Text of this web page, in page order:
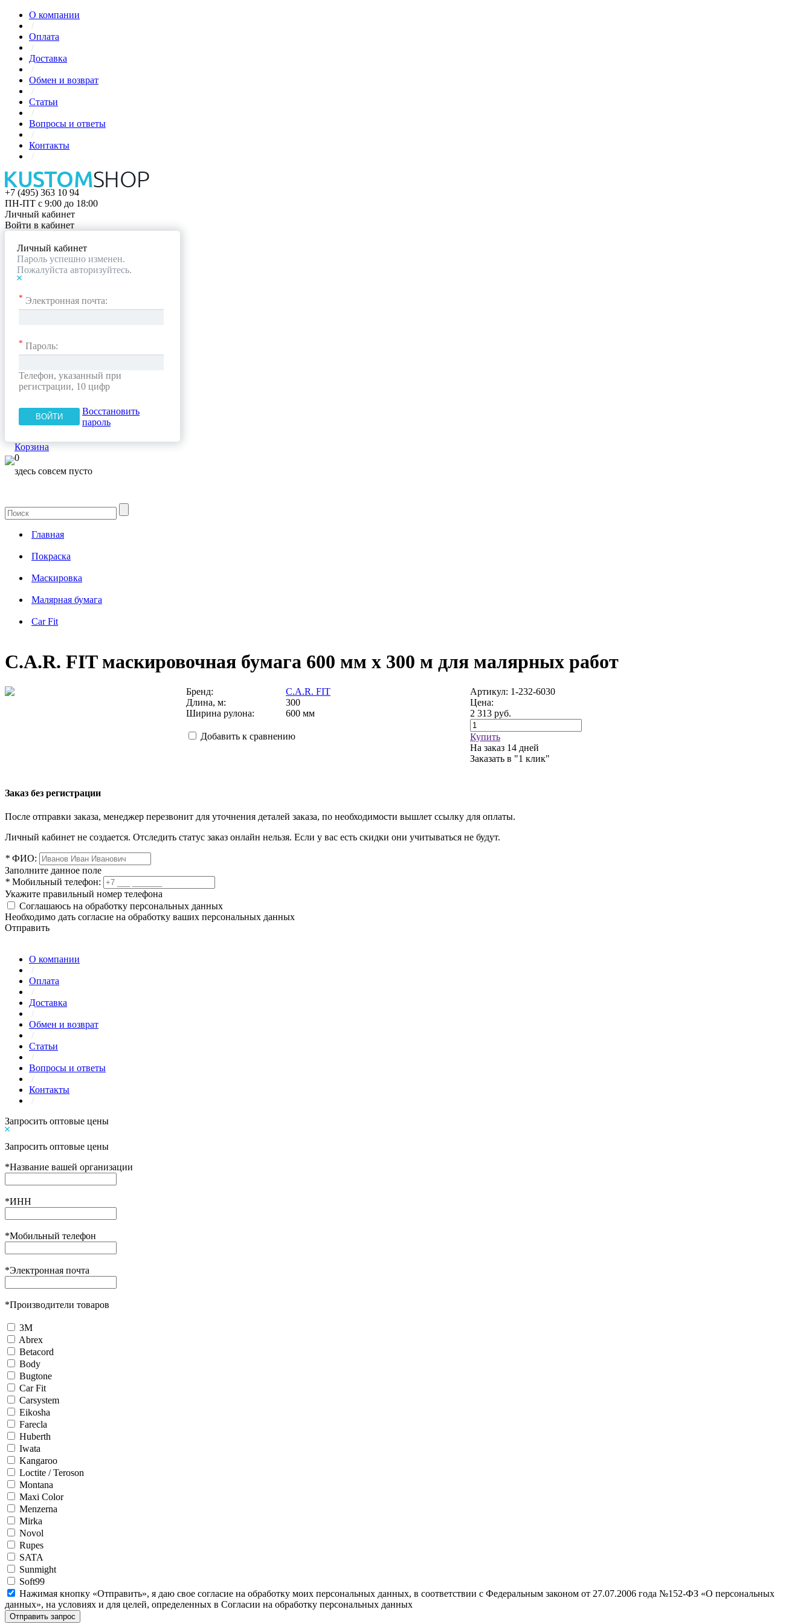
О компании
/
Оплата
/
Доставка
/
Обмен и возврат
/
Статьи
/
Вопросы и ответы
/
Контакты
/
+7 (495) 363 10 94
ПН-ПТ с 9:00 до 18:00
Личный кабинет
Войти в кабинет
Личный кабинет
Пароль успешно изменен.
Пожалуйста авторизуйтесь.
* Электронная почта:
* Пароль:
Телефон, указанный при
регистрации, 10 цифр
Восстановить
пароль
Корзина
0
здесь совсем пусто
Главная
Покраска
Маскировка
Малярная бумага
Car Fit
C.A.R. FIT маскировочная бумага 600 мм х 300 м для малярных работ
Бренд:
C.A.R. FIT
Длина, м:
300
Ширина рулона:
600 мм
Добавить к сравнению
Артикул: 1-232-6030
Цена:
2 313 руб.
Купить
На заказ 14 дней
Заказать в "1 клик"
Заказ без регистрации
После отправки заказа, менеджер перезвонит для уточнения деталей заказа, по необходимости вышлет ссылку для оплаты.
Личный кабинет не создается. Отследить статус заказ онлайн нельзя. Если у вас есть скидки они учитываться не будут.
* ФИО:
Заполните данное поле
* Мобильный телефон:
Укажите правильный номер телефона
Соглашаюсь на обработку персональных данных
Необходимо дать согласие на обработку ваших персональных данных
Отправить
О компании
/
Оплата
/
Доставка
/
Обмен и возврат
/
Статьи
/
Вопросы и ответы
/
Контакты
/
Запросить оптовые цены
Запросить оптовые цены
*Название вашей организации
*ИНН
*Мобильный телефон
*Электронная почта
*Производители товаров
3М
Abrex
Betacord
Body
Bugtone
Car Fit
Carsystem
Eikosha
Farecla
Huberth
Iwata
Kangaroo
Loctite / Teroson
Montana
Maxi Color
Menzerna
Mirka
Novol
Rupes
SATA
Sunmight
Soft99
Нажимая кнопку «Отправить», я даю свое согласие на обработку моих персональных данных, в соответствии с Федеральным законом от 27.07.2006 года №152-ФЗ «О персональных
данных», на условиях и для целей, определенных в Согласии на обработку персональных данных